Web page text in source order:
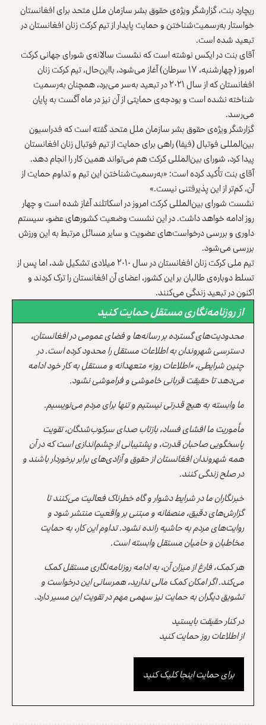
ریچارد بنت، گزارشگر ویژه‌ی حقوق‌‌ بشر سازمان ملل متحد برای افغانستان
خواستار به‌رسمیت‌‌شناختن و حمایت پایدار از تیم کرکت زنان افغانستان در
تبعید شده است.
آقای بنت در ایکس نوشته است که نشست سالانه‌ی شورای جهانی کرکت
امروز (چهارشنبه، ۱۷ سرطان) آغاز می‌شود، بااین‌حال، تیم کرکت زنان
افغانستان که از سال ۲۰۲۱ در تبعید به‌سر می‌برد، همچنان به‌رسمیت
شناخته نشده است و بودجه‌ی حمایتی از آن نیز در ماه آگست به پایان
می‌رسد.
گزارشگر ویژه‌ی حقوق‌‌ بشر سازمان ملل متحد گفته است که فدراسیون
بین‌المللی فوتبال (فیفا) راهی برای حمایت از تیم فوتبال زنان افغانستان
پیدا کرد، شورای بین‌المللی کرکت هم می‌تواند همین کار را انجام دهد.
آقای بنت تأکید کرده است: «به‌رسمیت‌شناختن این تیم و تداوم حمایت از
آن، کم‌تر از این پذیرفتنی نیست.»
نشست شورای بین‌المللی کرکت امروز در اسکاتلند آغاز شده است و چهار
روز ادامه خواهد داشت. در این نشست وضعیت کشورهای عضو، سیستم
داوری و بررسی درخواست‌های عضویت و سایر مسائل مرتبط به این ورزش
بررسی می‌شود.
تیم ملی کرکت زنان افغانستان در سال ۲۰۱۰ میلادی تشکیل شد، اما پس از
تسلط دوباره‌ی طالبان بر این کشور، اعضای آن افغانستان را ترک کردند و
اکنون در تبعید زندگی می‌کنند.
از روزنامه‌نگاری مستقل حمایت کنید
محدودیت‌های گسترده بر رسانه‌ها و فضای عمومی در افغانستان،
دسترسی شهروندان به اطلاعات مستقل را محدود کرده است. در
چنین شرایطی، «اطلاعات روز» متعهدانه و مستقل به کار خود ادامه
می‌دهد تا حقیقت قربانی خاموشی و فراموشی نشود.
ما وابسته به هیچ قدرتی نیستیم و تنها برای مردم می‌نویسیم.
مأموریت ما افشای فساد، بازتاب صدای سرکوب‌شدگان، تقویت
پاسخگویی صاحبان قدرت، و پشتیبانی از چشم‌اندازی است که در آن
همه شهروندان افغانستان از حقوق و آزادی‌های برابر برخوردار باشند و
در صلح زندگی کنند.
خبرنگاران ما در شرایط دشوار و گاه خطرناک فعالیت می‌کنند تا
گزارش‌های دقیق، منصفانه و مبتنی بر واقعیت منتشر شود و
روایت‌های مردم به حاشیه رانده نشود. تداوم این کار، به حمایت
مخاطبان و حامیان مستقل وابسته است.
هر کمک، فارغ از میزان آن، به ادامه روزنامه‌نگاری مستقل کمک
می‌کند. اگر امکان کمک مالی ندارید، همرسانی این درخواست و
تشویق دیگران به حمایت نیز سهمی مهم در تقویت این مسیر دارد.
در کنار حقیقت بایستید
از اطلاعات روز حمایت کنید
برای حمایت اینجا کلیک کنید